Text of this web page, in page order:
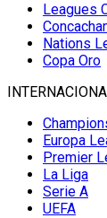
Leagues
Nations
Copa Oro
Europa
Premier
La Liga
Serie A
UEFA